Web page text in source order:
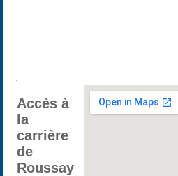
.
Accès à
la
carrière
de
Roussay